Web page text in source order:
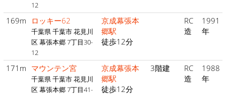
12
169m ロッキー62
千葉県 千葉市 花見川
区 幕張本郷 7丁目30-
12
京成幕張本
郷駅
徒歩12分
RC
造
1991
年
171m マウンテン宮
千葉県 千葉市 花見川
区 幕張本郷 7丁目41-
京成幕張本
郷駅
徒歩12分
3階建
RC
造
1988
年